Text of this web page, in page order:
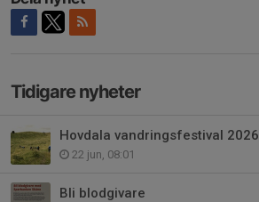
Tidigare nyheter
Hovdala vandringsfestival 2026
22 jun, 08:01
Bli blodgivare